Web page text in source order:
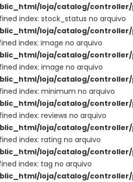
loja/catalog/
index: stock_status no arquivo
loja/catalog/
index: image no arquivo
loja/catalog/
index: image no arquivo
loja/catalog/
index: minimum no arquivo
loja/catalog/
index: reviews no arquivo
loja/catalog/
index: rating no arquivo
loja/catalog/
index: tag no arquivo
loja/catalog/